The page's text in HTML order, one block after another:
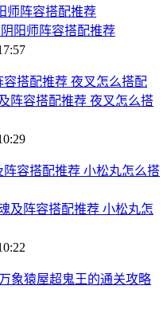
阳师阵容搭配推荐
阵容搭配推荐 夜叉怎么搭
及阵容搭配推荐 小松丸怎